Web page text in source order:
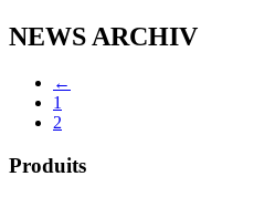
NEWS ARCHIV
←
1
2
Produits